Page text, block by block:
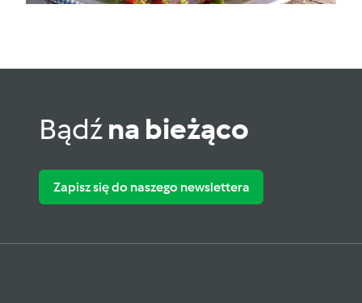
Bądźna bieżąco
Zapisz się do naszego newslettera